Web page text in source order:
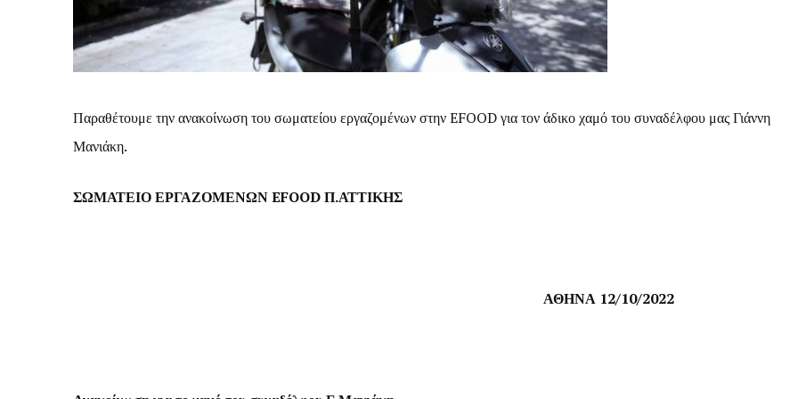
Παραθέτουμε την ανακοίνωση του σωματείου εργαζομένων στην EFOOD για τον άδικο χαμό του συναδέλφου μας Γιάννη
Μανιάκη.
ΣΩΜΑΤΕΙΟ ΕΡΓΑΖΟΜΕΝΩΝEFOODΠ.ΑΤΤΙΚΗΣ
ΑΘΗΝΑ 12/10/2022